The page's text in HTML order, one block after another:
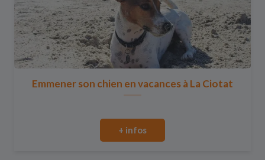
Emmener son chien en vacances à La Ciotat
+ infos